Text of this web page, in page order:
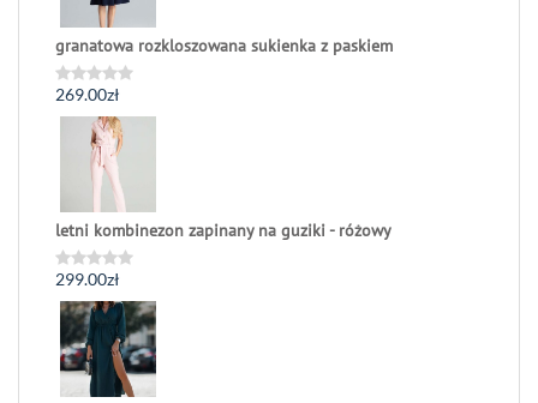
granatowa rozkloszowana sukienka z paskiem
Oceniono
0
269.00zł
letni kombinezon zapinany na guziki - różowy
Oceniono
0
na
299.00zł